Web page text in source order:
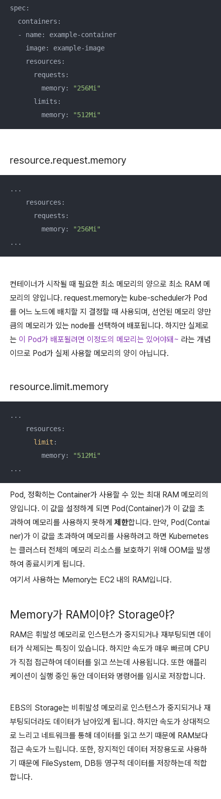
spec:
  containers:
  - name: example-container
    image: example-image
    resources:
      requests:
        memory:
"256Mi"
      limits:
        memory:
"512Mi"
resource.request.memory
...
    resources:
      requests:
        memory:
"256Mi"
...
컨테이너가 시작될 때 필요한 최소 메모리의 양으로 최소 RAM 메
모리의 양입니다. request.memory는 kube-scheduler가 Pod
를 어느 노드에 배치할 지 결정할 때 사용되며, 선언된 메모리 양만
큼의 메모리가 있는 node를 선택하여 배포됩니다. 하지만 실제로
는 이 Pod가 배포될려면 이정도의 메모리는 있어야돼~ 라는 개념
이므로 Pod가 실제 사용할 메모리의 양이 아닙니다.
resource.limit.memory
...
    resources:
limit :
        memory:
"512Mi"
...
Pod, 정확히는 Container가 사용할 수 있는 최대 RAM 메모리의
양입니다. 이 값을 설정하게 되면 Pod(Container)가 이 값을 초
과하여 메모리를 사용하지 못하게제한합니다. 만약, Pod(Contai
ner)가 이 값을 초과하여 메모리를 사용하려고 하면 Kubernetes
는 클러스터 전체의 메모리 리소스를 보호하기 위해 OOM을 발생
하여 종료시키게 됩니다.
여기서 사용하는 Memory는 EC2 내의 RAM입니다.
Memory가 RAM이야? Storage야?
RAM은 휘발성 메모리로 인스턴스가 중지되거나 재부팅되면 데이
터가 삭제되는 특징이 있습니다. 하지만 속도가 매우 빠르며 CPU
가 직접 접근하여 데이터를 읽고 쓰는데 사용됩니다. 또한 애플리
케이션이 실행 중인 동안 데이터와 명령어를 임시로 저장합니다.
EBS의 Storage는 비휘발성 메모리로 인스턴스가 중지되거나 재
부팅되더라도 데이터가 남아있게 됩니다. 하지만 속도가 상대적으
로 느리고 네트워크를 통해 데이터를 읽고 쓰기 때문에 RAM보다
접근 속도가 느립니다. 또한, 장지적인 데이터 저장용도로 사용하
기 때문에 FileSystem, DB등 영구적 데이터를 저장하는데 적합
합니다.